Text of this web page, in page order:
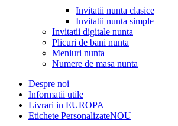
Invitatii nunta clasice
Invitatii nunta simple
Invitatii digitale nunta
Plicuri de bani nunta
Meniuri nunta
Numere de masa nunta
Despre noi
Informatii utile
Livrari in EUROPA
Etichete PersonalizateNOU